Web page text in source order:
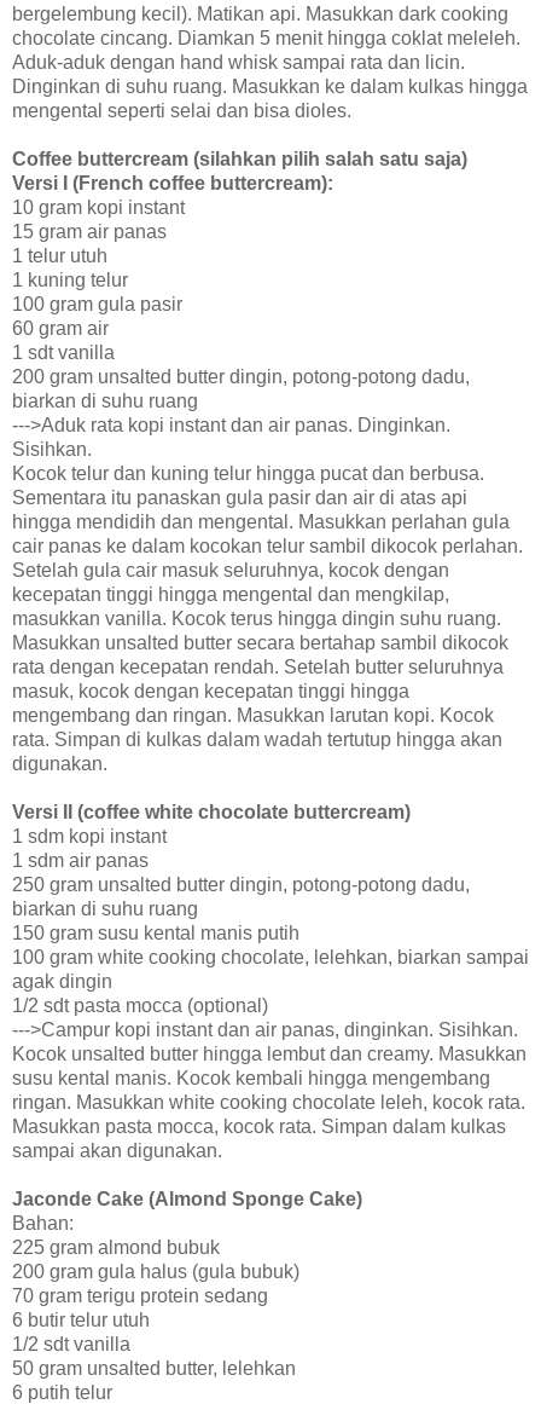
bergelembung kecil). Matikan api. Masukkan dark cooking
chocolate cincang. Diamkan 5 menit hingga coklat meleleh.
Aduk-aduk dengan hand whisk sampai rata dan licin.
Dinginkan di suhu ruang. Masukkan ke dalam kulkas hingga
mengental seperti selai dan bisa dioles.
Coffee buttercream (silahkan pilih salah satu saja)
Versi I (French coffee buttercream):
10 gram kopi instant
15 gram air panas
1 telur utuh
1 kuning telur
100 gram gula pasir
60 gram air
1 sdt vanilla
200 gram unsalted butter dingin, potong-potong dadu,
biarkan di suhu ruang
--->Aduk rata kopi instant dan air panas. Dinginkan.
Sisihkan.
Kocok telur dan kuning telur hingga pucat dan berbusa.
Sementara itu panaskan gula pasir dan air di atas api
hingga mendidih dan mengental. Masukkan perlahan gula
cair panas ke dalam kocokan telur sambil dikocok perlahan.
Setelah gula cair masuk seluruhnya, kocok dengan
kecepatan tinggi hingga mengental dan mengkilap,
masukkan vanilla. Kocok terus hingga dingin suhu ruang.
Masukkan unsalted butter secara bertahap sambil dikocok
rata dengan kecepatan rendah. Setelah butter seluruhnya
masuk, kocok dengan kecepatan tinggi hingga
mengembang dan ringan. Masukkan larutan kopi. Kocok
rata. Simpan di kulkas dalam wadah tertutup hingga akan
digunakan.
Versi II (coffee white chocolate buttercream)
1 sdm kopi instant
1 sdm air panas
250 gram unsalted butter dingin, potong-potong dadu,
biarkan di suhu ruang
150 gram susu kental manis putih
100 gram white cooking chocolate, lelehkan, biarkan sampai
agak dingin
1/2 sdt pasta mocca (optional)
--->Campur kopi instant dan air panas, dinginkan. Sisihkan.
Kocok unsalted butter hingga lembut dan creamy. Masukkan
susu kental manis. Kocok kembali hingga mengembang
ringan. Masukkan white cooking chocolate leleh, kocok rata.
Masukkan pasta mocca, kocok rata. Simpan dalam kulkas
sampai akan digunakan.
Jaconde Cake (Almond Sponge Cake)
Bahan:
225 gram almond bubuk
200 gram gula halus (gula bubuk)
70 gram terigu protein sedang
6 butir telur utuh
1/2 sdt vanilla
50 gram unsalted butter, lelehkan
6 putih telur